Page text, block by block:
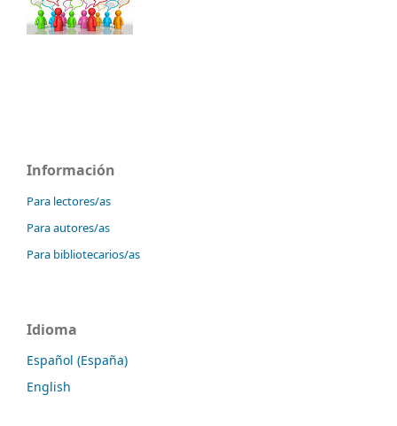
Información
Para lectores/as
Para autores/as
Para bibliotecarios/as
Idioma
Español (España)
English